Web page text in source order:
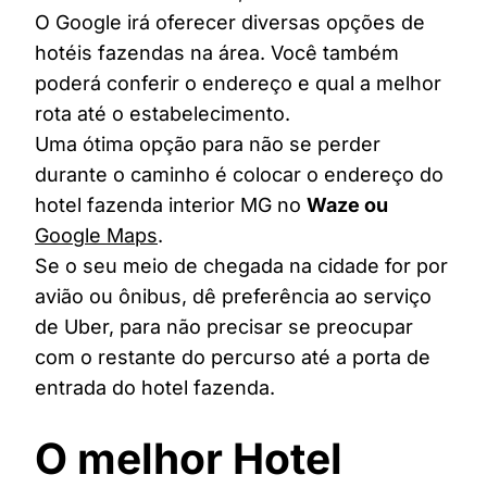
O Google irá oferecer diversas opções de
hotéis fazendas na área. Você também
poderá conferir o endereço e qual a melhor
rota até o estabelecimento.
Uma ótima opção para não se perder
durante o caminho é colocar o endereço do
hotel fazenda interior MG no Waze ou
Google Maps.
Se o seu meio de chegada na cidade for por
avião ou ônibus, dê preferência ao serviço
de Uber, para não precisar se preocupar
com o restante do percurso até a porta de
entrada do hotel fazenda.
O melhor Hotel